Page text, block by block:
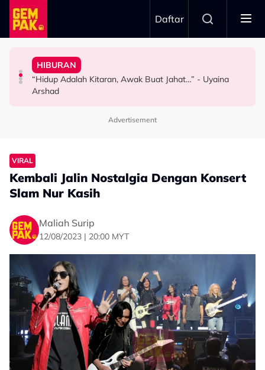
Skip to main content
Daftar
HIBURAN
Bawa Anak Ke Klinik, Syasya Rizal Terkejut Dikenali
Doktor
HIBURAN
“Hidup Adalah Kitaran, Awak Buat Jahat…” - Uyaina
Arshad
HIBURAN
Mamat Sepah Saksi Air Mata Isteri Gugur Tiap Kali
Terima Soalan Tentang Zuriat - “Aku Tak Kuat Tapi…”
HIBURAN
Bella Astillah Kongsi Foto Syed Saddiq, Tapi Lain Pula
Peminat Zoom - “Mata Aku Terperasan Sesuatu…”
Advertisement
VIRAL
Kembali Jalin Nostalgia Dengan Konsert
Slam Nur Kasih
Maliah Surip
12/08/2023 | 20:00 MYT